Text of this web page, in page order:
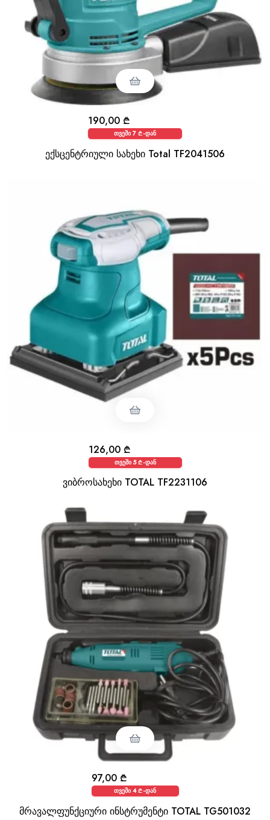
ექსცენტრიული სახეხი Total TF2041506
190,00 ₾
თვეში 7 ₾-დან
ვიბროსახეხი TOTAL TF2231106
126,00 ₾
თვეში 5 ₾-დან
მრავალფუნქციური ინსტრუმენტი TOTAL TG501032
97,00 ₾
თვეში 4 ₾-დან